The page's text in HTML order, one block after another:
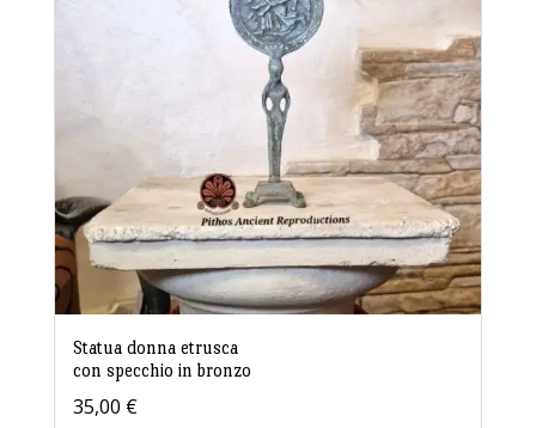
Statua donna etrusca
con specchio in bronzo
35,00 €